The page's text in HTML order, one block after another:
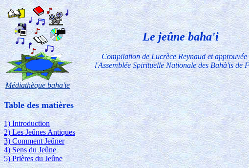
Médiathèque baha'ie
Le jeûne baha'i
Compilation de Lucrèce Reynaud et
l'Assemblée Spirituelle Nationale des Bahà'is de
Table des matières
1) Introduction
2) Les Jeûnes Antiques
3) Comment Jeûner
4) Sens du Jeûne
5) Prières du Jeûne